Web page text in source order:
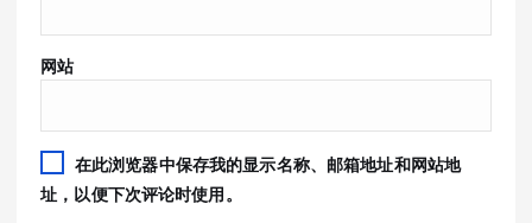
网站
在此浏览器中保存我的显示名称、邮箱地址和网站地
址，以便下次评论时使用。